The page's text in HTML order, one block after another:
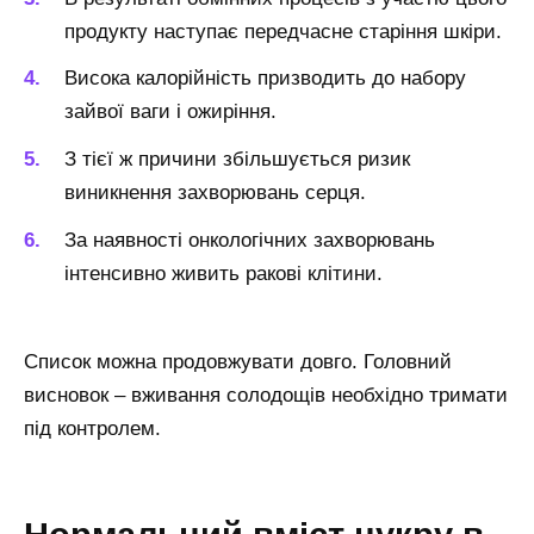
продукту наступає передчасне старіння шкіри.
Висока калорійність призводить до набору
зайвої ваги і ожиріння.
З тієї ж причини збільшується ризик
виникнення захворювань серця.
За наявності онкологічних захворювань
інтенсивно живить ракові клітини.
Список можна продовжувати довго. Головний
висновок – вживання солодощів необхідно тримати
під контролем.